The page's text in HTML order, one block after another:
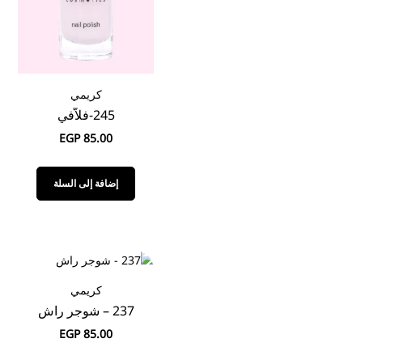
كريمي
245-فلاَّفي
EGP85.00
إضافة إلى السلة
كريمي
237 – شوجر راش
EGP85.00